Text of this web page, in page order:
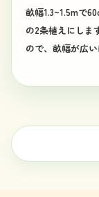
畝幅1.3~1.5mで
の2条植えにしま
ので、畝幅が広